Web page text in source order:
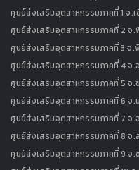
ศูนย์ส่งเสริมอุตสาหกรรมภาคที่ 1 จ.เ
ศูนย์ส่งเสริมอุตสาหกรรมภาคที่ 2 จ
ศูนย์ส่งเสริมอุตสาหกรรมภาคที่ 3 จ.
ศูนย์ส่งเสริมอุตสาหกรรมภาคที่ 4 จ.
ศูนย์ส่งเสริมอุตสาหกรรมภาคที่ 5 จ.
ศูนย์ส่งเสริมอุตสาหกรรมภาคที่ 6 จ.
ศูนย์ส่งเสริมอุตสาหกรรมภาคที่ 7 จ.
ศูนย์ส่งเสริมอุตสาหกรรมภาคที่ 8
ศูนย์ส่งเสริมอุตสาหกรรมภาคที่ 9 จ.